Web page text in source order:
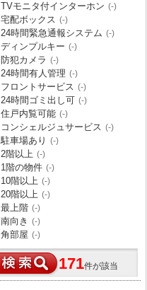
TVモニタ付インターホン (-)
宅配ボックス (-)
24時間緊急通報システム (-)
ディンプルキー (-)
防犯カメラ (-)
24時間有人管理 (-)
フロントサービス (-)
24時間ゴミ出し可 (-)
住戸内覧可能 (-)
コンシェルジュサービス (-)
駐車場あり (-)
2階以上 (-)
1階の物件 (-)
10階以上 (-)
20階以上 (-)
最上階 (-)
南向き (-)
角部屋 (-)
171件が該当